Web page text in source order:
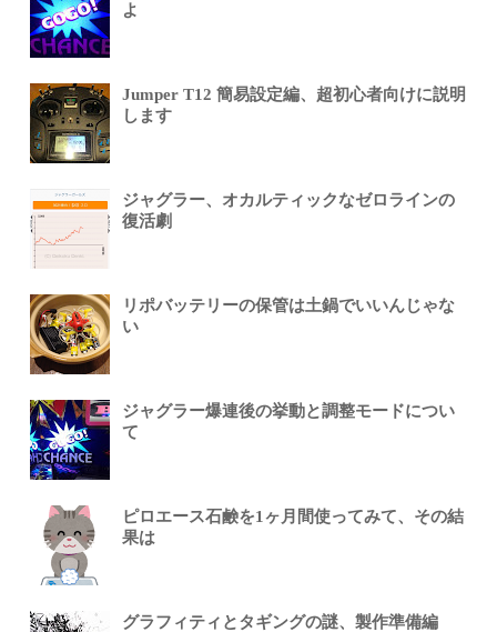
よ
Jumper T12 簡易設定編、超初心者向けに説明
します
ジャグラー、オカルティックなゼロラインの
復活劇
リポバッテリーの保管は土鍋でいいんじゃな
い
ジャグラー爆連後の挙動と調整モードについ
て
ピロエース石鹸を1ヶ月間使ってみて、その結
果は
グラフィティとタギングの謎、製作準備編